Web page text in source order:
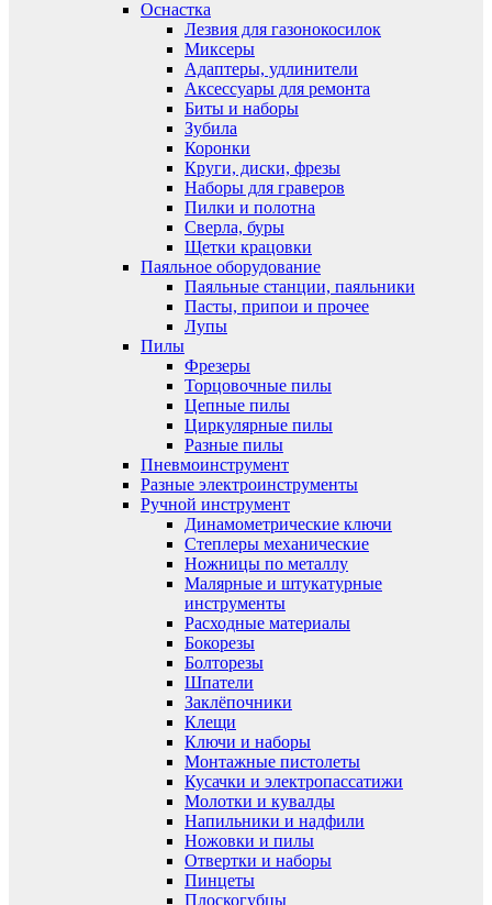
Оснастка
Лезвия для газонокосилок
Миксеры
Адаптеры, удлинители
Аксессуары для ремонта
Биты и наборы
Зубила
Коронки
Круги, диски, фрезы
Наборы для граверов
Пилки и полотна
Сверла, буры
Щетки крацовки
Паяльное оборудование
Паяльные станции, паяльники
Пасты, припои и прочее
Лупы
Пилы
Фрезеры
Торцовочные пилы
Цепные пилы
Циркулярные пилы
Разные пилы
Пневмоинструмент
Разные электроинструменты
Ручной инструмент
Динамометрические ключи
Степлеры механические
Ножницы по металлу
Малярные и штукатурные
инструменты
Расходные материалы
Бокорезы
Болторезы
Шпатели
Заклёпочники
Клещи
Ключи и наборы
Монтажные пистолеты
Кусачки и электропассатижи
Молотки и кувалды
Напильники и надфили
Ножовки и пилы
Отвертки и наборы
Пинцеты
Плоскогубцы